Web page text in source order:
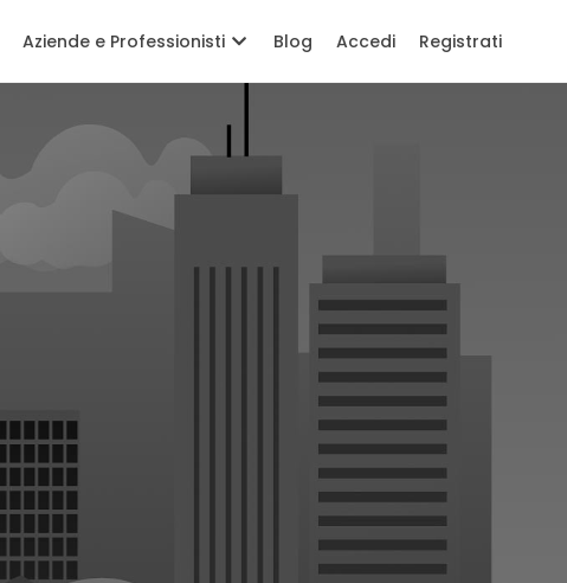
Aziende e Professionisti Blog Accedi Registrati